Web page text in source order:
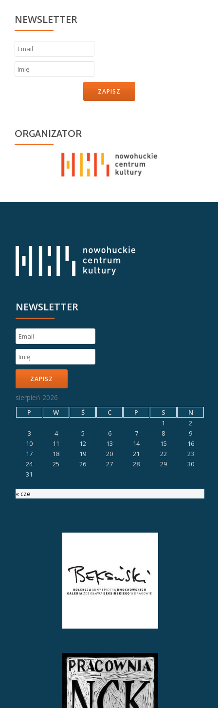
NEWSLETTER
ZAPISZ
ORGANIZATOR
NEWSLETTER
ZAPISZ
sierpień 2026
P W Ś C P S
N
1
2
3
4 5 6 7 8
9
10
11 12 13 14 15
16
17
18 19 20 21 22
23
24
25 26 27 28 29
30
31
« cze